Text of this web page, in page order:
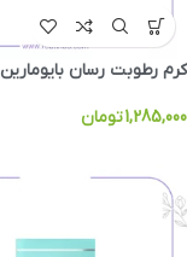
کرم رطوبت رسان بایومارین
1,285,000تومان